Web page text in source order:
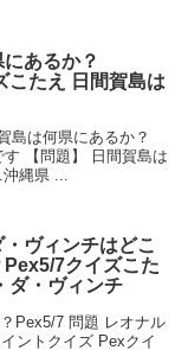
あるか？
こたえ 日間賀島は
島は何県にあるか？
【問題】 日間賀島は
縄県 ...
ヴィンチはどこ
7クイズこた
ダ・ヴィンチ
Pex5/7 問題 レオナル
ントクイズ Pexクイ